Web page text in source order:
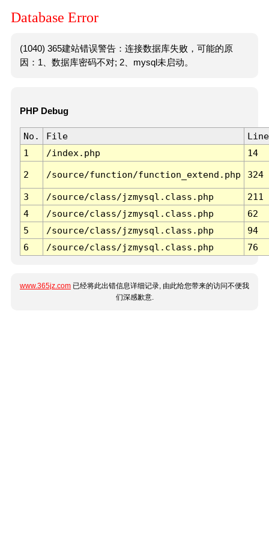
Database Error
(1040) 365建站错误警告：连接数据库失败，可能的原
因：1、数据库密码不对; 2、mysql未启动。
PHP Debug
No. File
Line
1
/index.php 14
2 /source/function/function_extend.php 324
3 /source/class/jzmysql.class.php
211
4
/source/class/jzmysql.class.php
62
5
/source/class/jzmysql.class.php
94
6
/source/class/jzmysql.class.php 76
www.365jz.com 已经将此出错信息详细记录, 由此给您带来的访问不便我
们深感歉意.